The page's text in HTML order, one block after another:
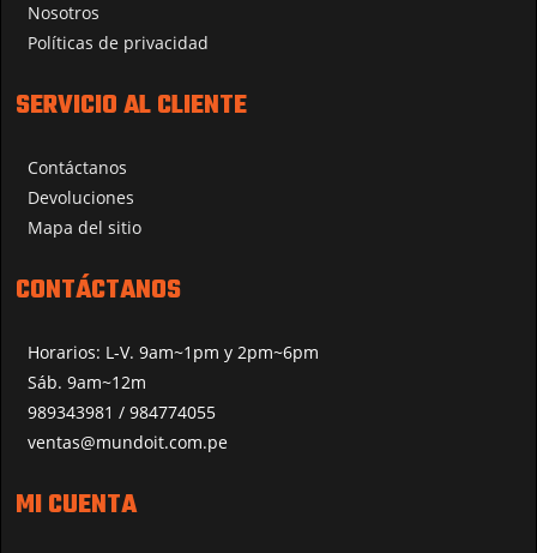
Nosotros
Políticas de privacidad
SERVICIO AL CLIENTE
Contáctanos
Devoluciones
Mapa del sitio
CONTÁCTANOS
Horarios: L-V. 9am~1pm y 2pm~6pm
Sáb. 9am~12m
989343981 / 984774055
ventas@mundoit.com.pe
MI CUENTA